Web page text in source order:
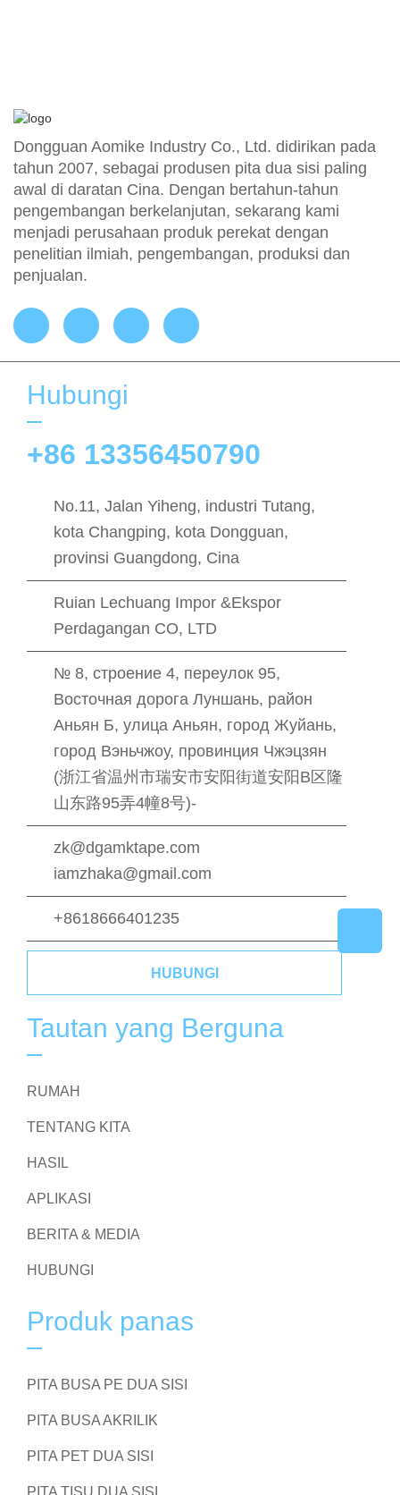
Dongguan Aomike Industry Co., Ltd. didirikan pada
tahun 2007, sebagai produsen pita dua sisi paling
awal di daratan Cina. Dengan bertahun-tahun
pengembangan berkelanjutan, sekarang kami
menjadi perusahaan produk perekat dengan
penelitian ilmiah, pengembangan, produksi dan
penjualan.
Hubungi
+86 13356450790
No.11, Jalan Yiheng, industri Tutang,
kota Changping, kota Dongguan,
provinsi Guangdong, Cina
Ruian Lechuang Impor &Ekspor
Perdagangan CO, LTD
№ 8, строение 4, переулок 95,
Восточная дорога Луншань, район
Аньян Б, улица Аньян, город Жуйань,
город Вэньчжоу, провинция Чжэцзян
(浙江省温州市瑞安市安阳街道安阳B区隆
山东路95弄4幢8号)-
zk@dgamktape.com
iamzhaka@gmail.com
+8618666401235
HUBUNGI
Tautan yang Berguna
RUMAH
TENTANG KITA
HASIL
APLIKASI
BERITA & MEDIA
HUBUNGI
Produk panas
PITA BUSA PE DUA SISI
PITA BUSA AKRILIK
PITA PET DUA SISI
PITA TISU DUA SISI